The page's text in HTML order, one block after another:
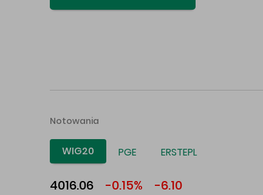
Notowania
WIG20 PGE ERSTEPL
4016.06 -0.15% -6.10